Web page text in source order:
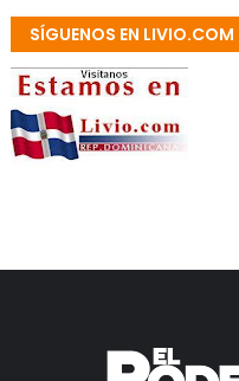
SÍGUENOS EN LIVIO.COM